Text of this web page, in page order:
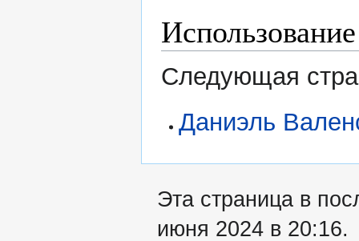
Следующая
Даниэль
Эта страница в
июня 2024 в 20:16.